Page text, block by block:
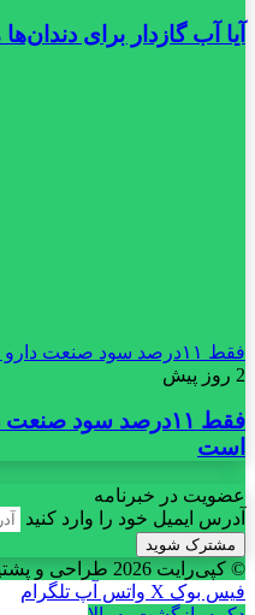
آیا آب گازدار برای
فقط ۱۱‌درصد سود صنعت دارو تبدیل به نقدینگی شده است
2 روز پیش
فقط ۱۱‌درصد سود
است
عضویت در خبرنامه
آدرس ایمیل خود را وارد کنید
© کپی‌رایت 2026
طراحی و
فیس بوک X واتس آپ تلگرام